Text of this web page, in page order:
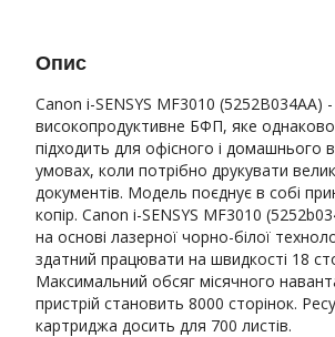
Опис
Canon i-SENSYS MF3010 (5252B034AA) -
високопродуктивне БФП, яке
підходить для офісного і домашнього
умовах, коли потрібно друкувати
документів. Модель поєднує в собі
копір. Canon i-SENSYS MF3010
на основі лазерної чорно-білої
здатний працювати на швидкості 18
Максимальний обсяг місячного
пристрій становить 8000 сторінок.
картриджа досить для 700 листів.